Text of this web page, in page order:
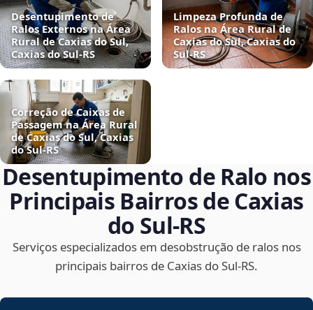
Desentupimento de
Ralos Externos na Área
Rural de Caxias do Sul,
Caxias do Sul‑RS
Limpeza Profunda de
Ralos na Área Rural de
Caxias do Sul, Caxias do
Sul‑RS
Correção de Caixas de
Passagem na Área Rural
de Caxias do Sul, Caxias
do Sul‑RS
Desentupimento de Ralo nos
Principais Bairros de Caxias
do Sul‑RS
Serviços especializados em desobstrução de ralos nos
principais bairros de Caxias do Sul‑RS.